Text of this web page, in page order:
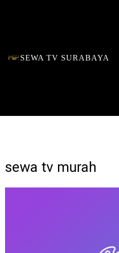
SEWA TV SURABAYA
sewa tv murah